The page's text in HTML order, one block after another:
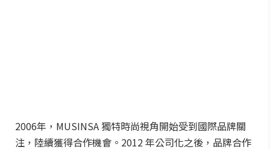
2006年，MUSINSA 獨特時尚視角開始受到國際品牌關
注，陸續獲得合作機會。2012 年公司化之後，品牌合作